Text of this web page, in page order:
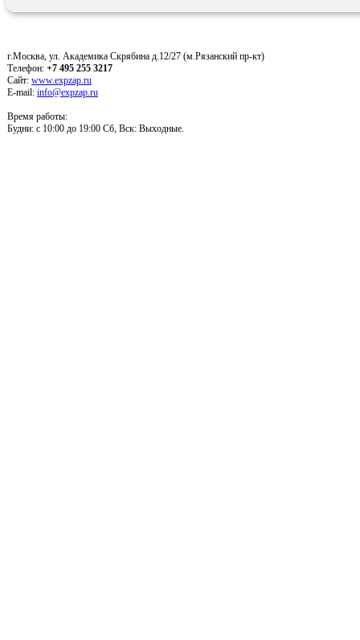
г.Москва, ул. Академика Скрябина д.12/27 (м.Рязанский пр-кт)
Телефон: +7 495 255 3217
Сайт: www.expzap.ru
E-mail: info@expzap.ru
Время работы:
Будни: c 10:00 до 19:00 Сб, Вск: Выходные.